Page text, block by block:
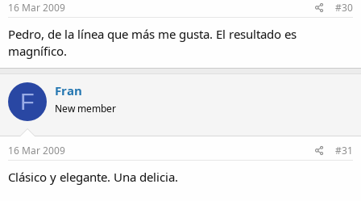
16 Mar 2009 #30
Pedro, de la línea que más me gusta. El resultado es
magnífico.
F Fran
New member
16 Mar 2009 #31
Clásico y elegante. Una delicia.